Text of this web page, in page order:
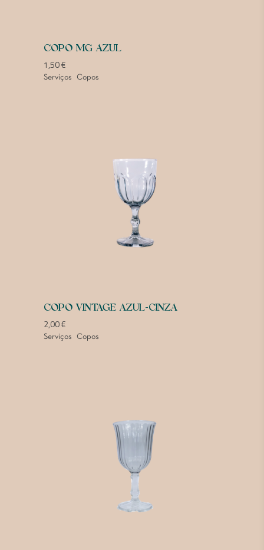
COPO MG AZUL
1,50€
Serviços Copos
COPO VINTAGE AZUL-CINZA
2,00€
Serviços Copos